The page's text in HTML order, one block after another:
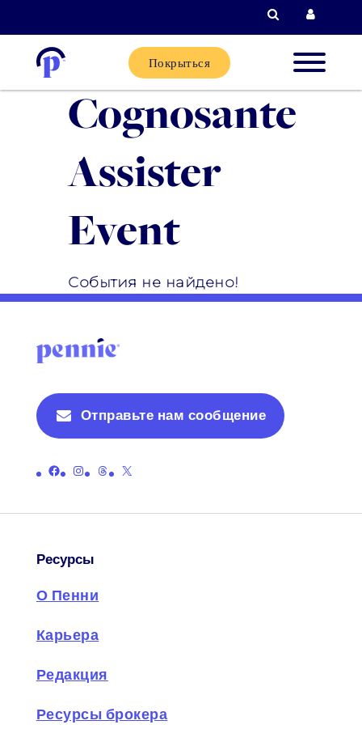
Поиск
Покрыться
Новые
клиенты
Cognosante
Assister
Event
События не найдено!
Отправьте нам сообщение
Ссылка на официальную страницу Пенни в Facebook
Ссылка на официальную страницу Пенни в Instagram
Ссылка на официальную страницу ниток ПенниСсылка на официальную страницу Пенни в X (бывший Twitter)
Ресурсы
О Пенни
Карьера
Редакция
Ресурсы брокера